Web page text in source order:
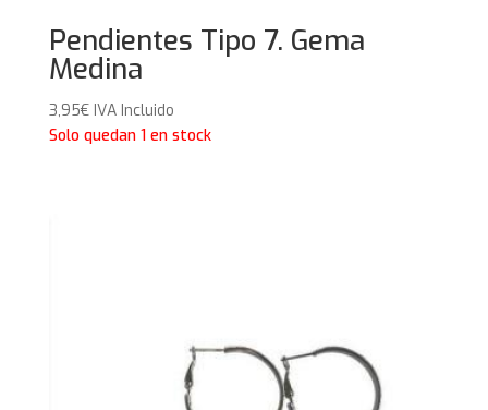
Pendientes Tipo 7. Gema
Medina
3,95€ IVA Incluido
Solo quedan 1 en stock